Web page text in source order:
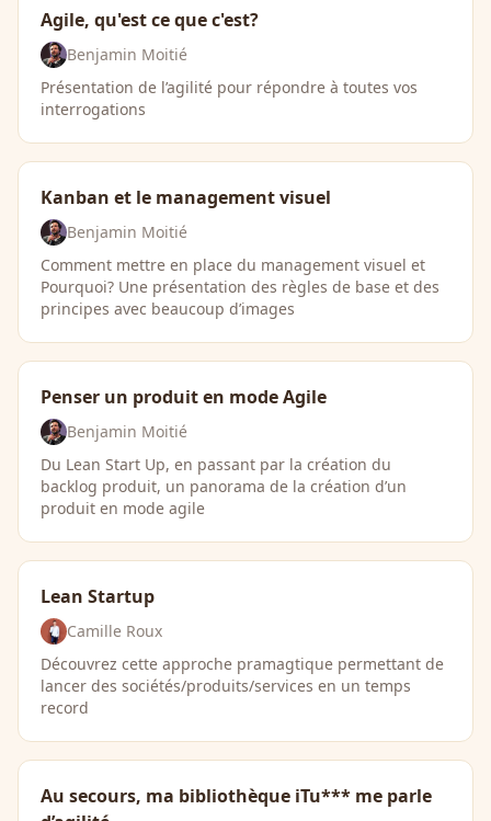
Agile, qu'est ce que c'est?
Benjamin Moitié
Présentation de l’agilité pour répondre à toutes vos
interrogations
Kanban et le management visuel
Benjamin Moitié
Comment mettre en place du management visuel et
Pourquoi? Une présentation des règles de base et des
principes avec beaucoup d’images
Penser un produit en mode Agile
Benjamin Moitié
Du Lean Start Up, en passant par la création du
backlog produit, un panorama de la création d’un
produit en mode agile
Lean Startup
Camille Roux
Découvrez cette approche pramagtique permettant de
lancer des sociétés/produits/services en un temps
record
Au secours, ma bibliothèque iTu*** me parle